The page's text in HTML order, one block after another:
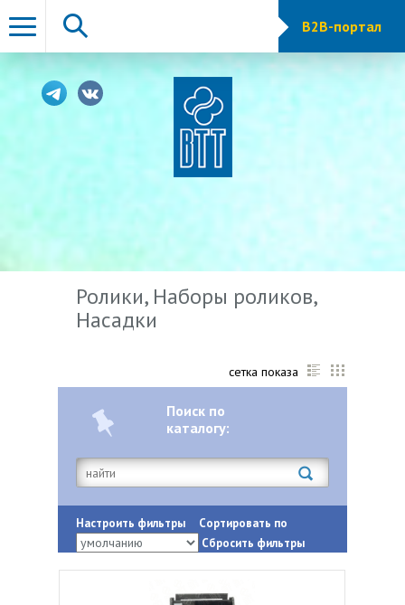
B2B-портал
Ролики, Наборы роликов,
Насадки
сетка показа
Поиск по
каталогу:
Настроить фильтры Сортировать по
Сбросить фильтры